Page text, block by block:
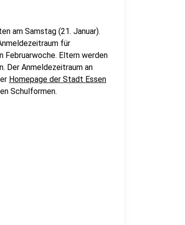
am Samstag (21. Januar).
für
Februarwoche. Eltern werden
Der Anmeldezeitraum an
Homepage der Stadt Essen
Schulformen.